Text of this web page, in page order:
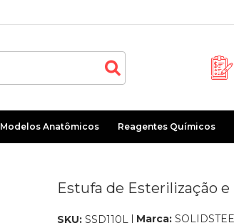
Modelos Anatômicos Reagentes Químicos
Estufa de Esterilização
SKU:SSD110L Marca: